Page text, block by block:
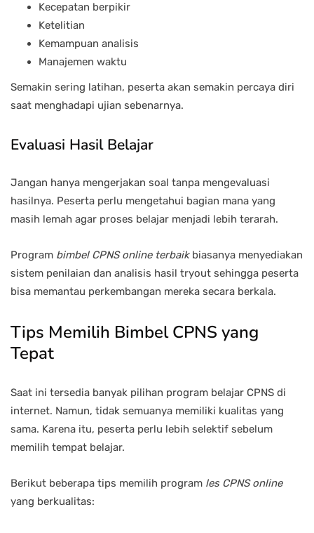
Kecepatan berpikir
Ketelitian
Kemampuan analisis
Manajemen waktu
Semakin sering latihan, peserta akan semakin percaya diri
saat menghadapi ujian sebenarnya.
Evaluasi Hasil Belajar
Jangan hanya mengerjakan soal tanpa mengevaluasi
hasilnya. Peserta perlu mengetahui bagian mana yang
masih lemah agar proses belajar menjadi lebih terarah.
Program bimbel CPNS online terbaikbiasanya menyediakan
sistem penilaian dan analisis hasil tryout sehingga peserta
bisa memantau perkembangan mereka secara berkala.
Tips Memilih Bimbel CPNS yang
Tepat
Saat ini tersedia banyak pilihan program belajar CPNS di
internet. Namun, tidak semuanya memiliki kualitas yang
sama. Karena itu, peserta perlu lebih selektif sebelum
memilih tempat belajar.
Berikut beberapa tips memilih program les CPNS online
yang berkualitas: